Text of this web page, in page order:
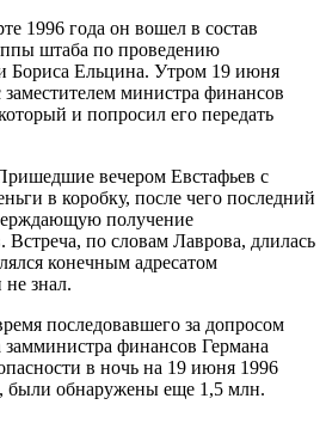
1996 года он вошел в состав
штаба по проведению
Бориса Ельцина. Утром 19 июня
заместителем министра финансов
и попросил его передать
вечером Евстафьев с
в коробку, после чего последний
получение
по словам Лаврова, длилась
конечным адресатом
знал.
последовавшего за допросом
финансов Германа
в ночь на 19 июня 1996
были обнаружены еще 1,5 млн.